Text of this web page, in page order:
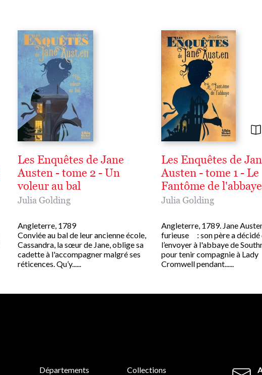
Les Enquêtes de Jane
Austen - tome 2 - Un
voleur au bal
Julia Golding
Angleterre, 1789
Conviée au bal de leur ancienne école,
Cassandra, la sœur de Jane, oblige sa
cadette à l'accompagner malgré ses
réticences. Qu’y......
Les Enquêtes de
Austen - tome 1 - Le
Fantôme de l'abbaye
Julia Golding
Angleterre, 1789. Jane
furieuse : son père a décidé
l’envoyer à l'abbaye de
pour tenir compagnie à Lady
Cromwell pendant......
Départements Collections